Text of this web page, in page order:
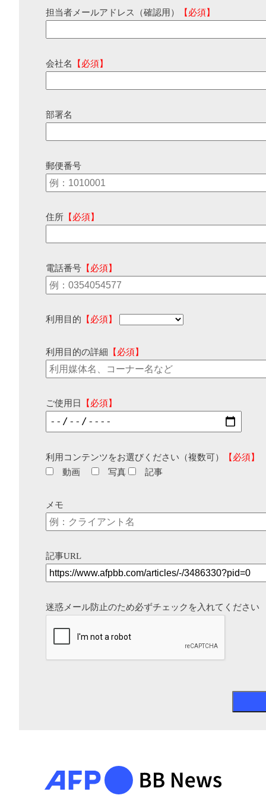
担当者メールアドレス（確認用） 【必須】
会社名 【必須】
部署名
郵便番号
住所 【必須】
電話番号 【必須】
利用目的 【必須】
利用目的の詳細 【必須】
ご使用日 【必須】
利用コンテンツをお選びください（複数可）
【必須】
動画
写真 記事
メモ
記事URL
迷惑メール防止のため必ずチェックを入れてください